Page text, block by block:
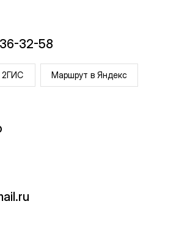
32-58
2ГИС Маршрут в Яндекс